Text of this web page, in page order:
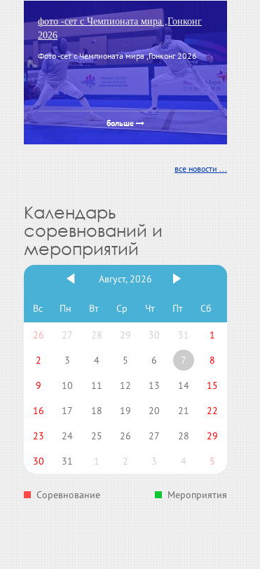
фото -сет с Чемпионата мира ,Гонконг
2026
Фото -сет с Чемпионата мира ,Гонконг 2026
больше
все новости ...
Календарь
соревнований и
мероприятий
Август, 2026
Вс Пн Вт Ср Чт Пт Сб
26 27 28 29 30 31
1
2
3 4 5 6 7
8
9
10 11 12 13 14
15
16
17 18 19 20 21
22
23
24 25 26 27 28
29
30
31 1 2 3 4 5
Соревнование Мероприятия